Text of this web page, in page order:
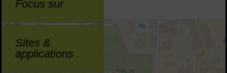
Focus sur
Sites &
applications
43.691545,3.804220
−